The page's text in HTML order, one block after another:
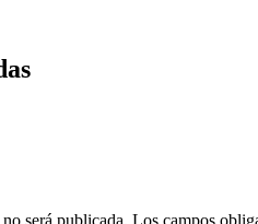
será publicada. Los campos